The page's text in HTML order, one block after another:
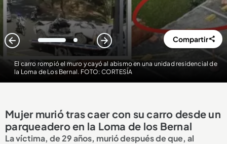
El carro rompió el muro y cayó al abismo en una unidad residencial de
la Loma de Los Bernal. FOTO: CORTESÍA
1 2 Compartir
Mujer murió tras caer con su carro desde un
parqueadero en la Loma de los Bernal
La víctima, de 29 años, murió después de que, al